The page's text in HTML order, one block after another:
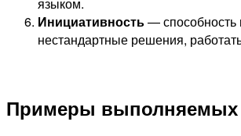
языком.
Инициативность— способность
нестандартные решения,
Примеры выполняемых